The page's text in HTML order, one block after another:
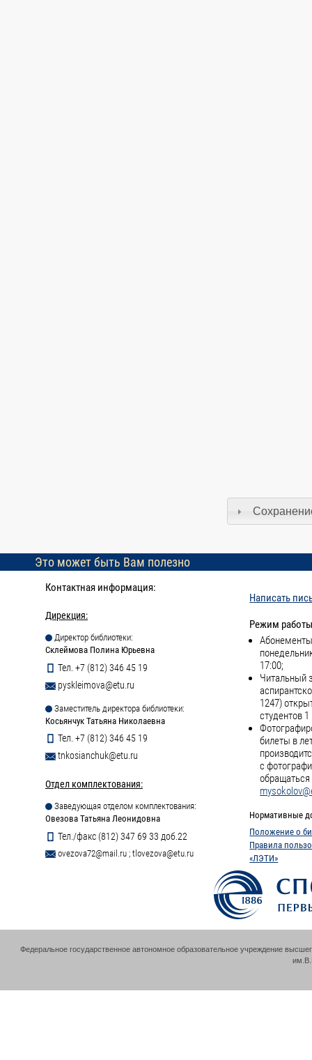
Это может быть Вам полезно
Контактная информация:
Дирекция:
Директор библиотеки:
Склеймова Полина Юрьевна
Тел. +7 (812) 346 45 19
pyskleimova@etu.ru
Заместитель директора библиотеки:
Косьянчук Татьяна Николаевна
Тел. +7 (812) 346 45 19
tnkosianchuk@etu.ru
Отдел комплектования:
Заведующая отделом комплектования:
Овезова Татьяна Леонидовна
Тел./факс (812) 347 69 33 доб.22
ovezova72@mail.ru ; tlovezova@etu.ru
Написать
Режим
17:00;
Читальный
1247)
студентов
билеты в
с
обращаться
Нормативные
Положение о
Правила
«ЛЭТИ»
Федеральное государственное автономное образовательное учреждение